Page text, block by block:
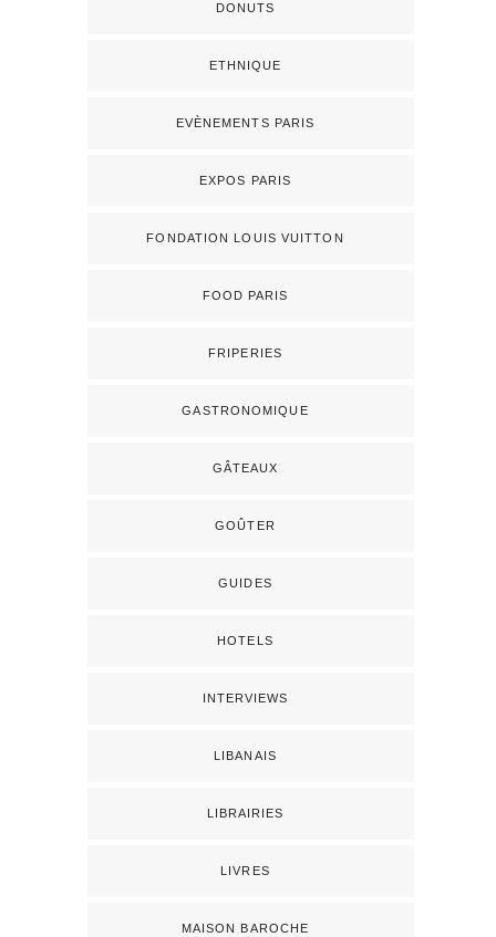
DONUTS
ETHNIQUE
EVÈNEMENTS PARIS
EXPOS PARIS
FONDATION LOUIS VUITTON
FOOD PARIS
FRIPERIES
GASTRONOMIQUE
GÂTEAUX
GOÛTER
GUIDES
HOTELS
INTERVIEWS
LIBANAIS
LIBRAIRIES
LIVRES
MAISON BAROCHE